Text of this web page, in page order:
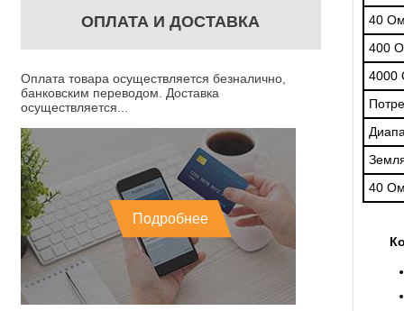
ОПЛАТА И ДОСТАВКА
Оплата товара осуществляется безналично,
банковским переводом. Доставка
осуществляется...
Подробнее
40 Ом
400
4000
40